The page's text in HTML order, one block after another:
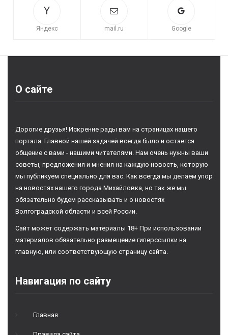
Яндекс mail.ru Google
О сайте
Дорогие друзья! Искренне рады вам на страницах нашего
портала. Главной нашей задачей всегда было и остается
общение с вами - нашими читателями. Нам очень нужны ваши
советы, предложения и мнения на каждую новость, которую
мы публикуем специально для вас. Как всегда мы делаем упор
на новостях нашего города Михайловка, но так же мы
обязательно будем рассказывать и о новостях
Волгоградской области и всей России.
Сайт может содержать материалы 18+ При использовании
материалов обязательно размещение гиперссылки на
главную, или соответствующую страницу сайта.
Навигация по сайту
Главная